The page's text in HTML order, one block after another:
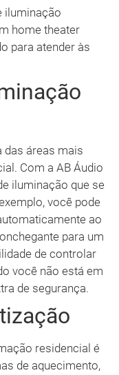
iluminação
home theater
para atender às
das áreas mais
Com a AB Áudio
iluminação que se
você pode
ao
para um
de controlar
você não está em
de segurança.
residencial é
de aquecimento,